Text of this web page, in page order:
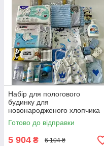
Набір для пологового
будинку для
новонародженого хлопчика
33 предмети + прозора сумка
в подарунок від ЕкоМама
блакитні кольори
Готово до відправки
5 904 ₴ 6 104 ₴